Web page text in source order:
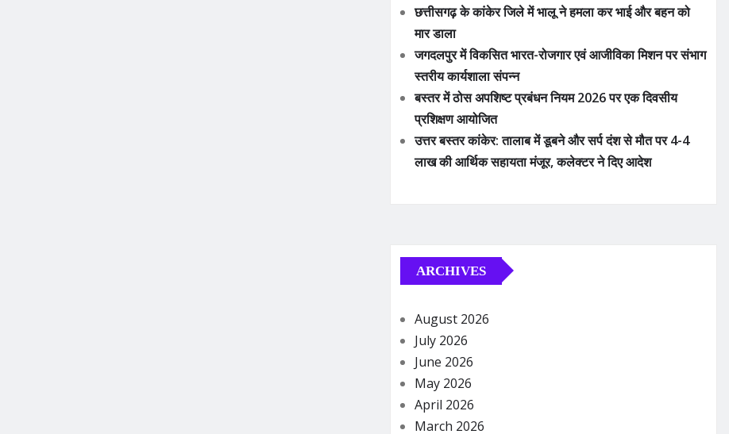
छत्तीसगढ़ के कांकेर जिले में भालू ने हमला कर भाई और बहन को
मार डाला
जगदलपुर में विकसित भारत-रोजगार एवं आजीविका मिशन पर संभाग
स्तरीय कार्यशाला संपन्न
बस्तर में ठोस अपशिष्ट प्रबंधन नियम 2026 पर एक दिवसीय
प्रशिक्षण आयोजित
उत्तर बस्तर कांकेर: तालाब में डूबने और सर्प दंश से मौत पर 4-4
लाख की आर्थिक सहायता मंजूर, कलेक्टर ने दिए आदेश
ARCHIVES
August 2026
July 2026
June 2026
May 2026
April 2026
March 2026